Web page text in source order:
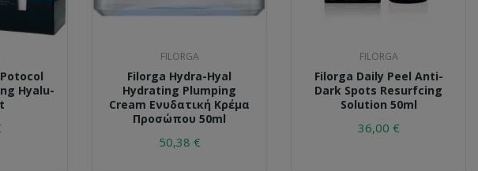
Hyalu-
FILORGA
Filorga Hydra-Hyal
Hydrating Plumping
Cream Ενυδατική Κρέμα
Προσώπου 50ml
50,38 €
FILORGA
Filorga Daily Peel Anti-
Dark Spots Resurfcing
Solution 50ml
36,00 €